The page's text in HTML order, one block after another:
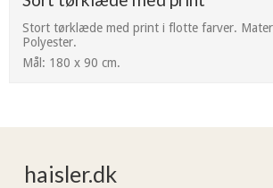
Stort tørklæde med print i flotte farver.
Polyester.
Mål: 180 x 90 cm.
haisler.dk